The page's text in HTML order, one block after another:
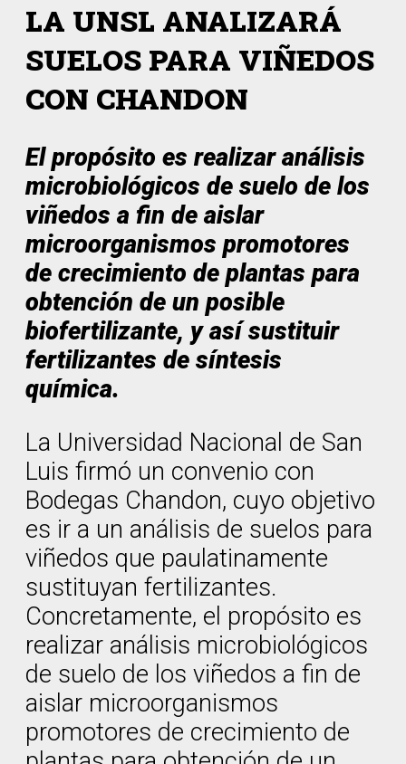
LA UNSL ANALIZARÁ
SUELOS PARA VIÑEDOS
CON CHANDON
El propósito es realizar análisis
microbiológicos de suelo de los
viñedos a fin de aislar
microorganismos promotores
de crecimiento de plantas para
obtención de un posible
biofertilizante, y así sustituir
fertilizantes de síntesis
química.
La Universidad Nacional de San
Luis firmó un convenio con
Bodegas Chandon, cuyo objetivo
es ir a un análisis de suelos para
viñedos que paulatinamente
sustituyan fertilizantes.
Concretamente, el propósito es
realizar análisis microbiológicos
de suelo de los viñedos a fin de
aislar microorganismos
promotores de crecimiento de